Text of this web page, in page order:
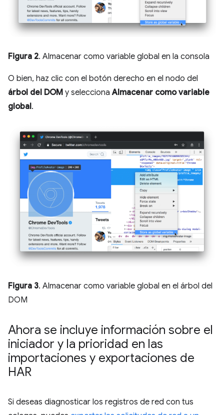
Figura 2. Almacenar como variable global en la consola
O bien, haz clic con el botón derecho en el nodo del
árbol del DOM y seleccionaAlmacenar como variable
global.
Figura 3. Almacenar como variable global en el árbol del
DOM
Ahora se incluye información sobre el
iniciador y la prioridad en las
importaciones y exportaciones de
HAR
Si deseas diagnosticar los registros de red con tus